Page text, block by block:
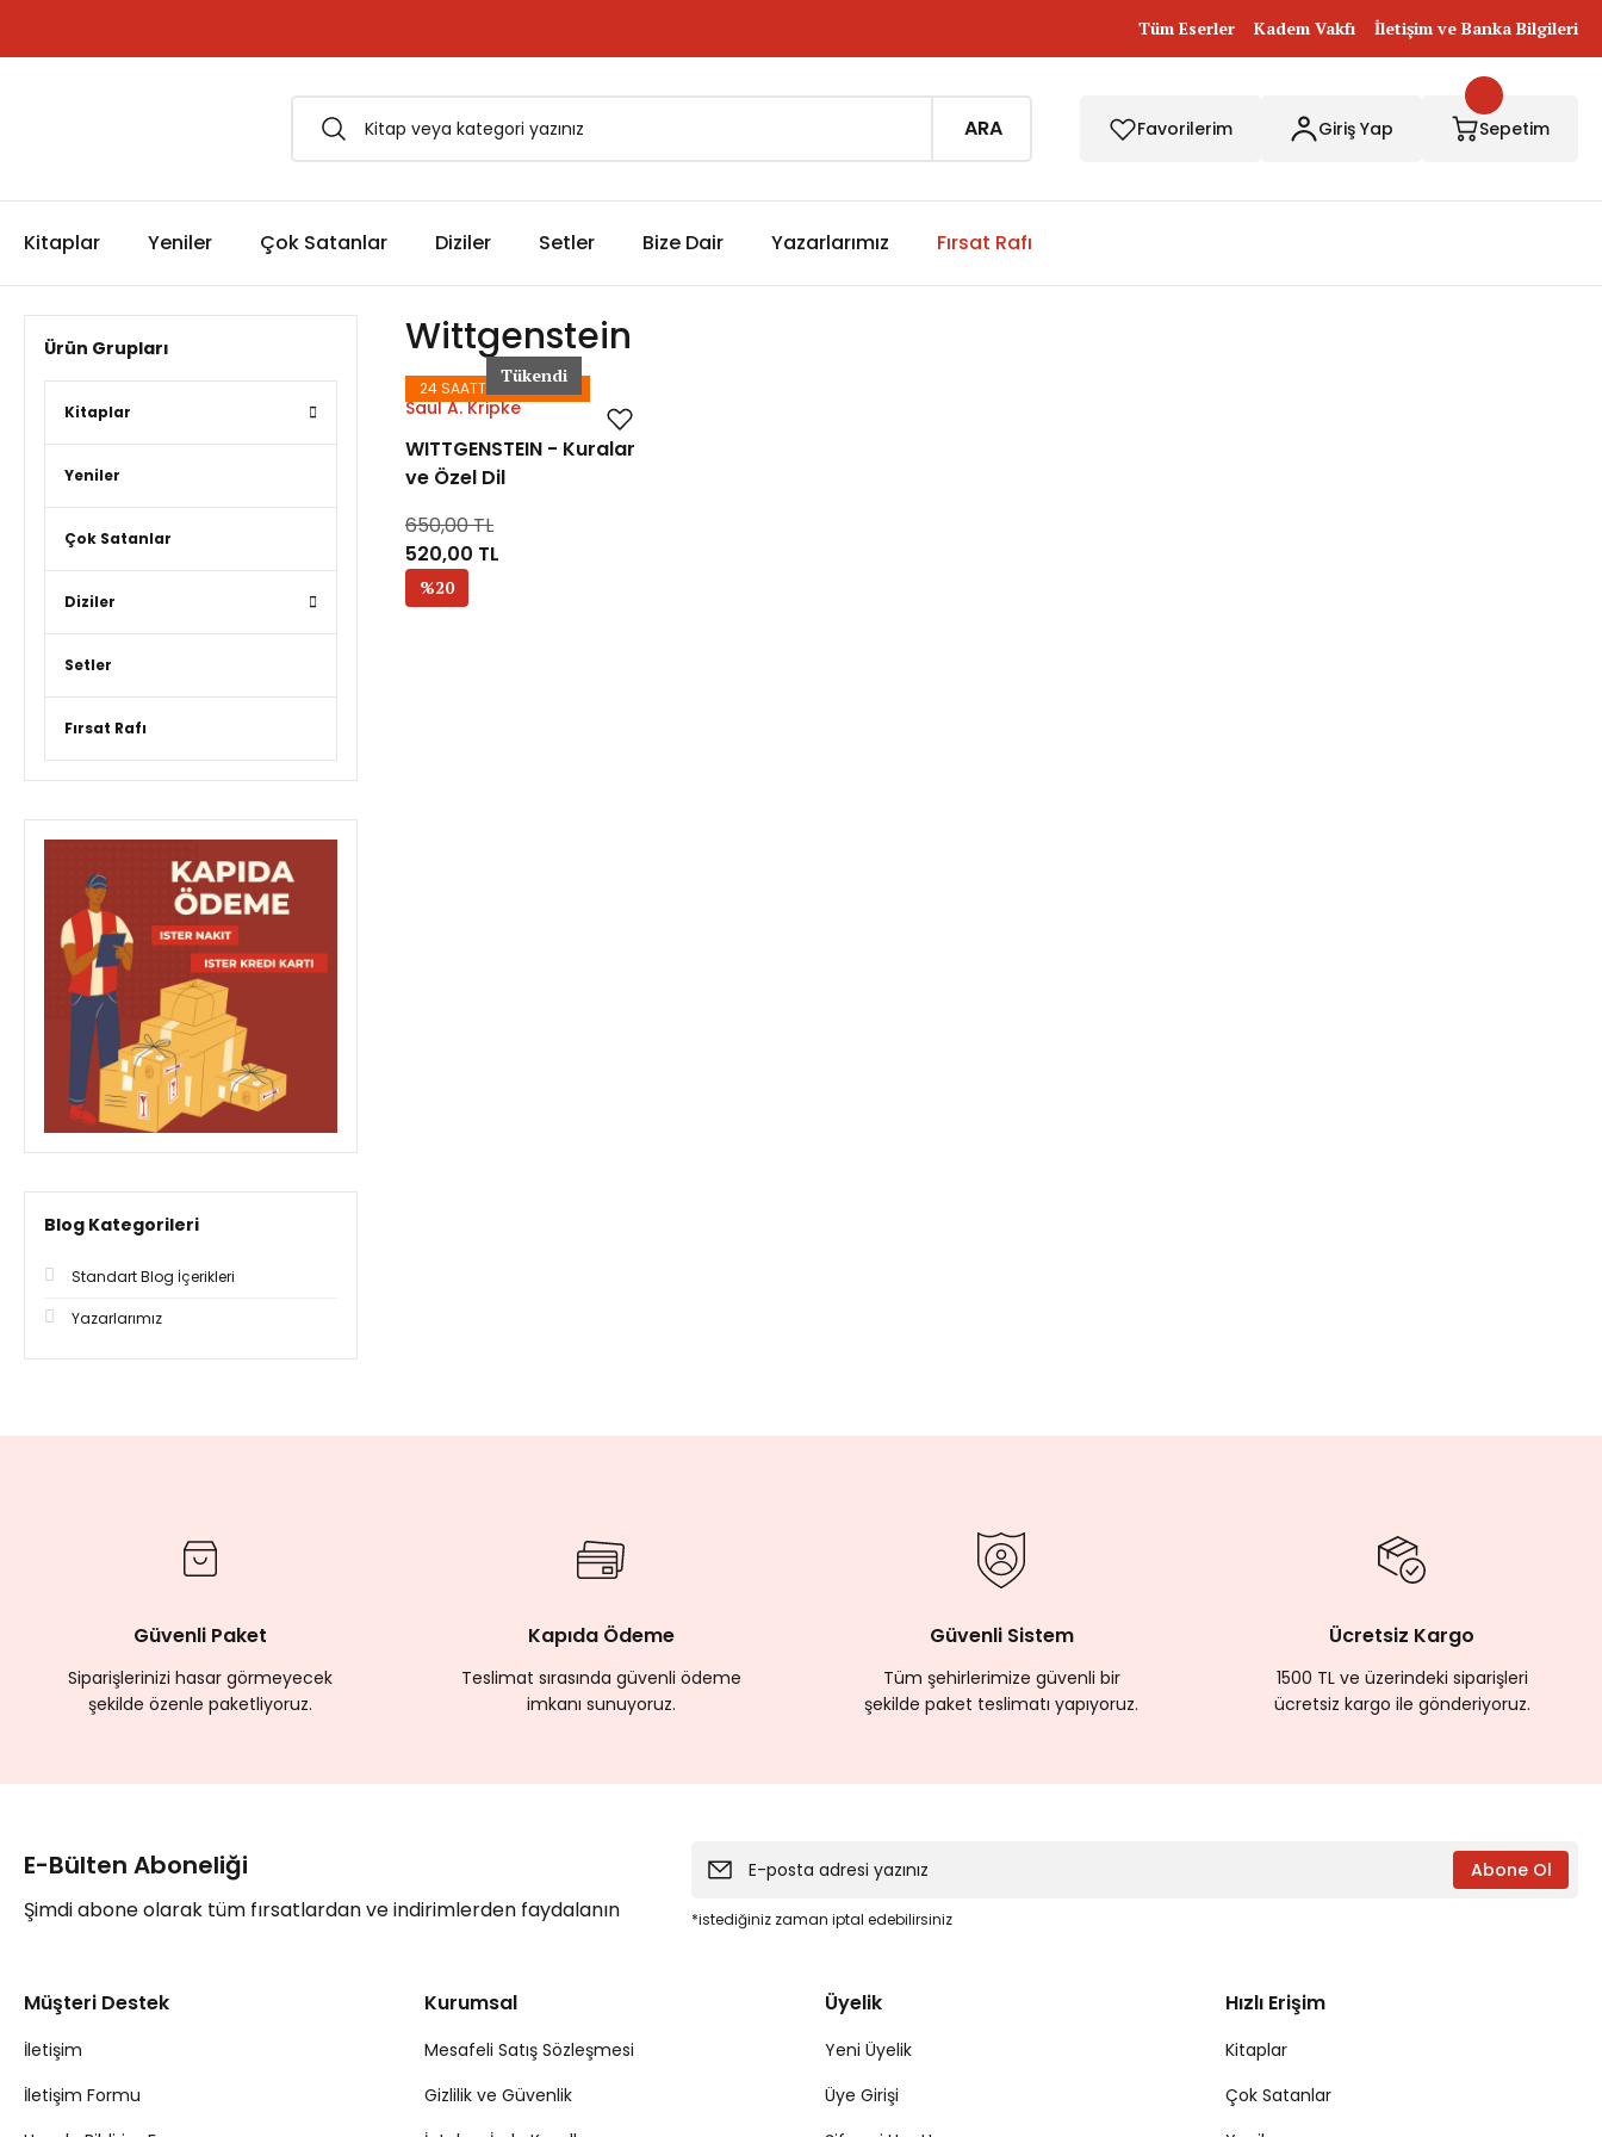
Tüm Eserler Kadem Vakfı İletişim ve Banka Bilgileri
ARA Favorilerim Giriş Yap Sepetim
Kitaplar Yeniler Çok Satanlar Diziler Setler Bize Dair Yazarlarımız Fırsat Rafı
Ürün Grupları
Kitaplar
Yeniler
Çok Satanlar
Diziler
Setler
Fırsat Rafı
Blog Kategorileri
Standart Blog İçerikleri
Yazarlarımız
Wittgenstein
24 SAATTE KARGODAc
Tükendi
Saul A. Kripke
WITTGENSTEIN - Kuralar
ve Özel Dil
650,00 TL
520,00 TL
%20
Güvenli Paket
Siparişlerinizi hasar görmeyecek
şekilde özenle paketliyoruz.
Kapıda Ödeme
Teslimat sırasında güvenli ödeme
imkanı sunuyoruz.
Güvenli Sistem
Tüm şehirlerimize güvenli bir
şekilde paket teslimatı yapıyoruz.
Ücretsiz Kargo
1500 TL ve üzerindeki siparişleri
ücretsiz kargo ile gönderiyoruz.
E-Bülten Aboneliği
Şimdi abone olarak tüm fırsatlardan ve indirimlerden faydalanın
Abone Ol
*istediğiniz zaman iptal edebilirsiniz
Müşteri Destek
İletişim
İletişim Formu
Kurumsal
Mesafeli Satış Sözleşmesi
Gizlilik ve Güvenlik
Üyelik
Yeni Üyelik
Üye Girişi
Hızlı Erişim
Kitaplar
Çok Satanlar